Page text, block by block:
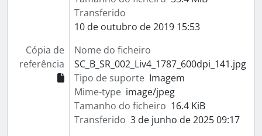
Transferido
10 de outubro de 2019 15:53
Cópia de
referência
Nome do ficheiro
SC_B_SR_002_Liv4_1787_600dpi_141.jpg
Tipo de suporte Imagem
Mime-type image/jpeg
Tamanho do ficheiro 16.4 KiB
Transferido 3 de junho de 2025 09:17